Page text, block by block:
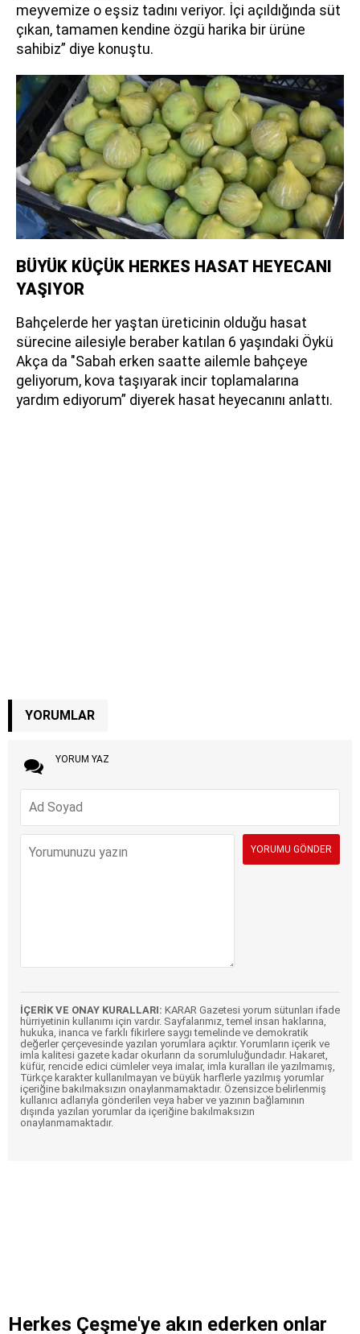
meyvemize o eşsiz tadını veriyor. İçi açıldığında süt
çıkan, tamamen kendine özgü harika bir ürüne
sahibiz” diye konuştu.
BÜYÜK KÜÇÜK HERKES HASAT HEYECANI
YAŞIYOR
Bahçelerde her yaştan üreticinin olduğu hasat
sürecine ailesiyle beraber katılan 6 yaşındaki Öykü
Akça da "Sabah erken saatte ailemle bahçeye
geliyorum, kova taşıyarak incir toplamalarına
yardım ediyorum” diyerek hasat heyecanını anlattı.
YORUMLAR
YORUM YAZ
İÇERİK VE ONAY KURALLARI: KARAR Gazetesi yorum sütunları ifade
hürriyetinin kullanımı için vardır. Sayfalarımız, temel insan haklarına,
hukuka, inanca ve farklı fikirlere saygı temelinde ve demokratik
değerler çerçevesinde yazılan yorumlara açıktır. Yorumların içerik ve
imla kalitesi gazete kadar okurların da sorumluluğundadır. Hakaret,
küfür, rencide edici cümleler veya imalar, imla kuralları ile yazılmamış,
Türkçe karakter kullanılmayan ve büyük harflerle yazılmış yorumlar
içeriğine bakılmaksızın onaylanmamaktadır. Özensizce belirlenmiş
kullanıcı adlarıyla gönderilen veya haber ve yazının bağlamının
dışında yazılan yorumlar da içeriğine bakılmaksızın
onaylanmamaktadır.
Herkes Çeşme'ye akın ederken onlar